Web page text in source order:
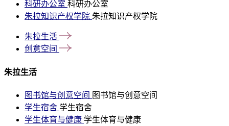
科研办公室 科研办公室
朱拉知识产权学院 朱拉知识产权学院
朱拉生活
创意空间
朱拉生活
图书馆与创意空间 图书馆与创意空间
学生宿舍 学生宿舍
学生体育与健康 学生体育与健康